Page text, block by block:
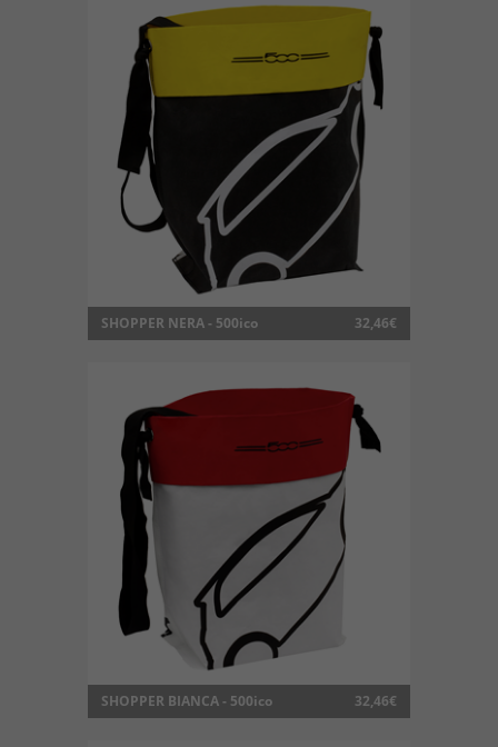
SHOPPER NERA - 500ico 32,46€
SHOPPER BIANCA - 500ico 32,46€